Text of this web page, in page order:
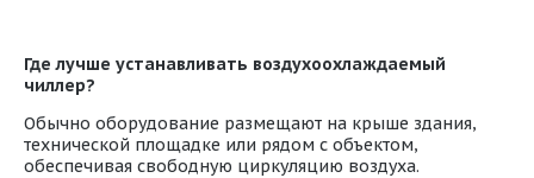
Где лучше устанавливать воздухоохлаждаемый
чиллер?
Обычно оборудование размещают на крыше здания,
технической площадке или рядом с объектом,
обеспечивая свободную циркуляцию воздуха.